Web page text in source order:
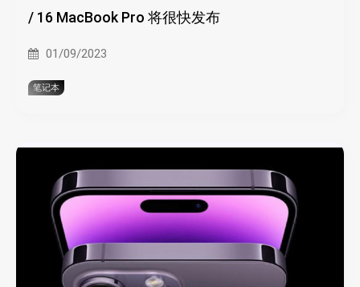
/ 16 MacBook Pro 将很快发布
01/09/2023
笔记本